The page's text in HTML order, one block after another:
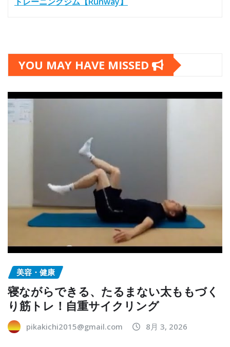
YOU MAY HAVE MISSED
美容・健康
寝ながらできる、たるまない太ももづく
り筋トレ！自重サイクリング
pikakichi2015@gmail.com 8月 3, 2026